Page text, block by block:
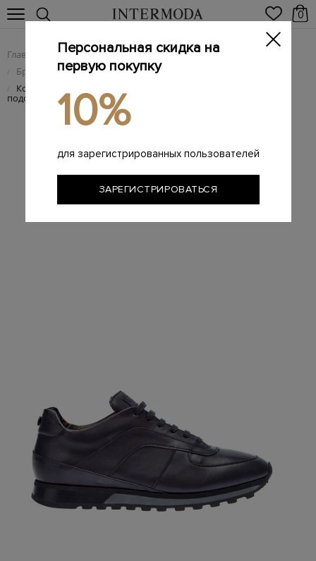
0
Главная Мужчинам / Брендовая мужская обувь
/ Брендовые мужские кроссовки
/ Кожаные кроссовки с трехслойной амортизирующей
подошвой
Персональная скидка на
первую покупку
10%
для зарегистрированных пользователей
ЗАРЕГИСТРИРОВАТЬСЯ